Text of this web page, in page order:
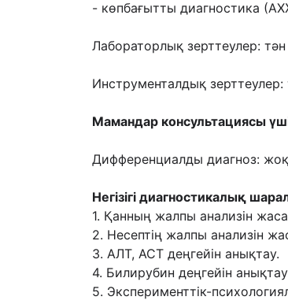
- көпбағытты диагностика
Лабораторлық зерттеулер:
Инструменталдық зерттеулер:
Мамандар консультациясы
Дифференциалды диагноз:
Негізігі диагностикалық
1. Қанның жалпы анализін
2. Несептің жалпы анализін
3. АЛТ, АСТ деңгейін анықтау.
4. Билирубин деңгейін
5. Эксперименттік-